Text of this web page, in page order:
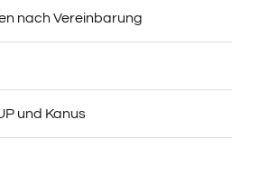
nach Vereinbarung
und Kanus